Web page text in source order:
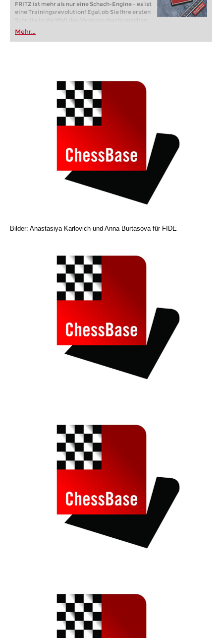
FRITZ ist mehr als nur eine Schach-Engine – es ist
eine Trainingsrevolution! Egal, ob Sie Ihre ersten
Schritte in die Welt des Vereinsschachs machen
oder bereits auf Turnierniveau spielen: Mit
FRITZ trainieren Sie effizienter, intelligenter und
individueller als je zuvor.
Mehr...
Bilder: Anastasiya Karlovich und Anna Burtasova für FIDE